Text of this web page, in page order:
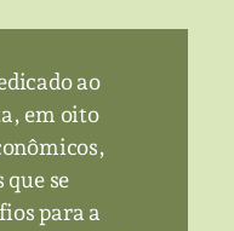
ao
em oito
se
para a